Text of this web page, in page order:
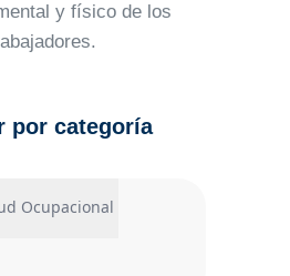
y físico de los
por categoría
Ocupacional